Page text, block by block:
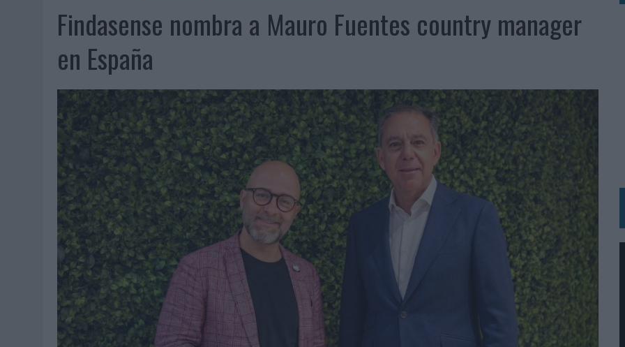
06/08/2026
EL USO DE LA IA GENERATIVA ALCANZA YA AL 62% DE LOS ESPAÑOLES
06/08/2026
SYSTEM1 NOMBRA A KIMBERLY BASTONI COMO NUEVA DIRECTORA COMERCIAL GLOBAL
06/08/2026
FRIGO Y UNIQLO LANZAN UNA COLECCIÓN PERSONALIZABLE INSPIRADA EN CORNETTO, CALIPPO Y SOLERO
BEON WORLDWIDE LANZA RAÍZ URBANA PARA TRANSFORMAR EL PATRIMONIO HISTÓRICO EN ACTIVOS CULTURALES Y ECONÓMICOS
05/08/2026 | FABRA COMUNICACIÓN INCORPORA A CASONÁ Y ASUME LA GESTIÓN DE SUS RELACIONES CON LOS MEDIOS
05/08/2026
LOPESAN HOTELS & RESORTS ACERCA EL PARAÍSO CANARIO EN SU ÚLTIMA CAMPAÑA INTERNACIONAL
05/08/2026
|
LUIS ARQUILLOS (BURGO DE ARIAS): “LA CONSTRUCCIÓN DE MARCA A LARGO PLAZO Y LA MEDICIÓN SON DOS CARAS DE LA MISMA
MONEDA”
04/08/2026
‘EL PARAÍSO MÁS CERCA’, DE 22GRADOS PARA LOPESAN HOTELS & RESORTS
04/08/2026
‘LA ÚNICA CERVEZA DEL MUNDO QUE SE DISFRUTA DOS VECES’, DE INUSUALY PARA CERVEZA CAPAZ
04/08/2026
‘EL FÚTBOL SIN LAS PERSONAS’, DE DENTSU CREATIVE PARA ORANGE
04/08/2026
CAPAZ, LA CERVEZA QUE CONVIERTE CADA BOTELLA EN UNA OPORTUNIDAD DE INCLUSIÓN
04/08/2026
BABARIA Y MAXIBON SON ‘EL MATCH PERFECTO DEL VERANO’
04/08/2026
AUDIBLE REIVINDICA EL PODER TRANSFORMADOR DEL AUDIO EN SU NUEVA CAMPAÑA GLOBAL DE MARCA
Findasense nombra a Mauro Fuentes country manager
en España